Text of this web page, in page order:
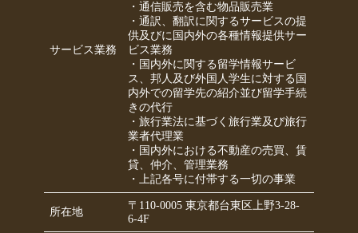
サービス業務
・通信販売を含む物品販売業
・通訳、翻訳に関するサービスの提
供及びに国内外の各種情報提供サー
ビス業務
・国内外に関する留学情報サービ
ス、邦人及び外国人学生に対する国
内外での留学先の紹介並び留学手続
きの代行
・旅行業法に基づく旅行業及び旅行
業者代理業
・国内外における不動産の売買、賃
貸、仲介、管理業務
・上記各号に付帯する一切の事業
所在地
〒110-0005 東京都台東区上野3-28-
6-4F